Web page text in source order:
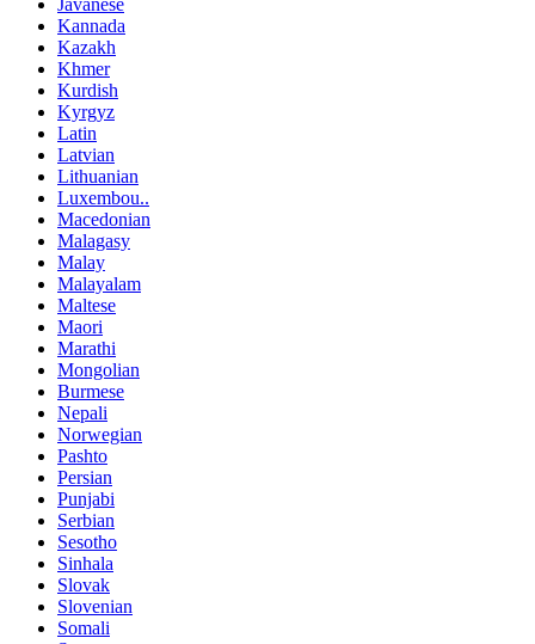
Javanese
Kannada
Kazakh
Khmer
Kurdish
Kyrgyz
Latin
Latvian
Lithuanian
Luxembou..
Macedonian
Malagasy
Malay
Malayalam
Maltese
Maori
Marathi
Mongolian
Burmese
Nepali
Norwegian
Pashto
Persian
Punjabi
Serbian
Sesotho
Sinhala
Slovak
Slovenian
Somali